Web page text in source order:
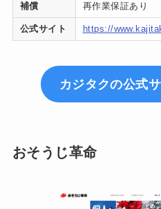
補償 再作業保証あり
公式サイト https://
カジタクの公式
おそうじ革命